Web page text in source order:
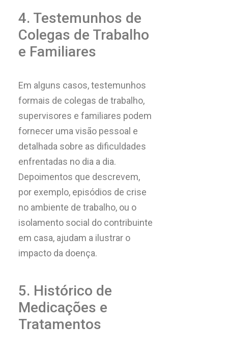
4. Testemunhos de
Colegas de Trabalho
e Familiares
Em alguns casos, testemunhos
formais de colegas de trabalho,
supervisores e familiares podem
fornecer uma visão pessoal e
detalhada sobre as dificuldades
enfrentadas no dia a dia.
Depoimentos que descrevem,
por exemplo, episódios de crise
no ambiente de trabalho, ou o
isolamento social do contribuinte
em casa, ajudam a ilustrar o
impacto da doença.
5. Histórico de
Medicações e
Tratamentos